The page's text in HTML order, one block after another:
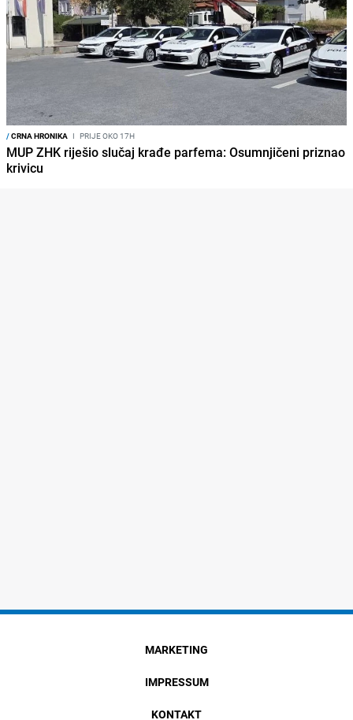
/CRNA HRONIKA I PRIJE OKO 17H
MUP ZHK riješio slučaj krađe parfema: Osumnjičeni priznao
krivicu
MARKETING
IMPRESSUM
KONTAKT